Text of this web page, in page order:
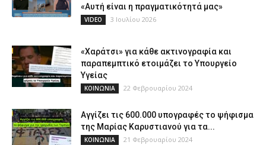
«Αυτή είναι η πραγματικότητά μας»
VIDEO 3 Ιουλίου 2026
«Χαράτσι» για κάθε ακτινογραφία και
παραπεμπτικό ετοιμάζει το Υπουργείο
Υγείας
ΚΟΙΝΩΝΙΑ 22 Φεβρουαρίου 2024
Αγγίζει τις 600.000 υπογραφές το ψήφισμα
της Μαρίας Καρυστιανού για τα...
ΚΟΙΝΩΝΙΑ 21 Φεβρουαρίου 2024